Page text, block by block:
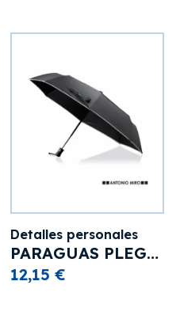
Detalles personales
PARAGUAS PLEGABLE ANTONIO MIRO
12,15 €